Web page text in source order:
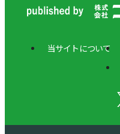
当サイトについて